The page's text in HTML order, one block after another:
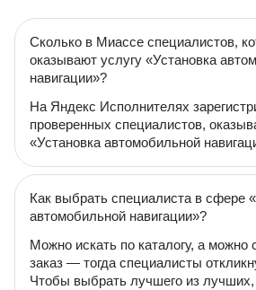
Сколько в Миассе специалистов,
оказывают услугу «Установка
навигации»?
На Яндекс Исполнителях
проверенных специалистов,
«Установка автомобильной
Как выбрать специалиста в сфере
автомобильной навигации»?
Можно искать по каталогу, а можно
заказ — тогда специалисты
Чтобы выбрать лучшего из лучших,